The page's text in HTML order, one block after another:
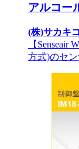
アルコー
(株)サカキ
【Senseair
方式)のセ